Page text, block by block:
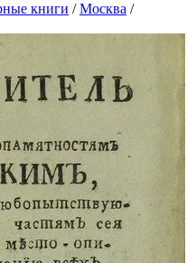
книги / Москва /